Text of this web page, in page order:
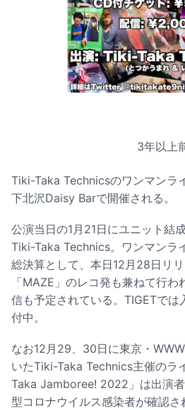
3年以上
Tiki-Taka Technicsのワンマンラ
下北沢Daisy Barで開催される。
公演当日の1月21日にユニット結
Tiki-Taka Technics。ワンマンラ
総決算として、本日12月28日リ
「MAZE」のレコ発も兼ねて行
信も予定されている。TIGETでは
付中。
なお12月29、30日に東京・
いたTiki-Taka Technics主催のラ
Taka Jamboree! 2022」は出演
型コロナウイルス感染者が確認